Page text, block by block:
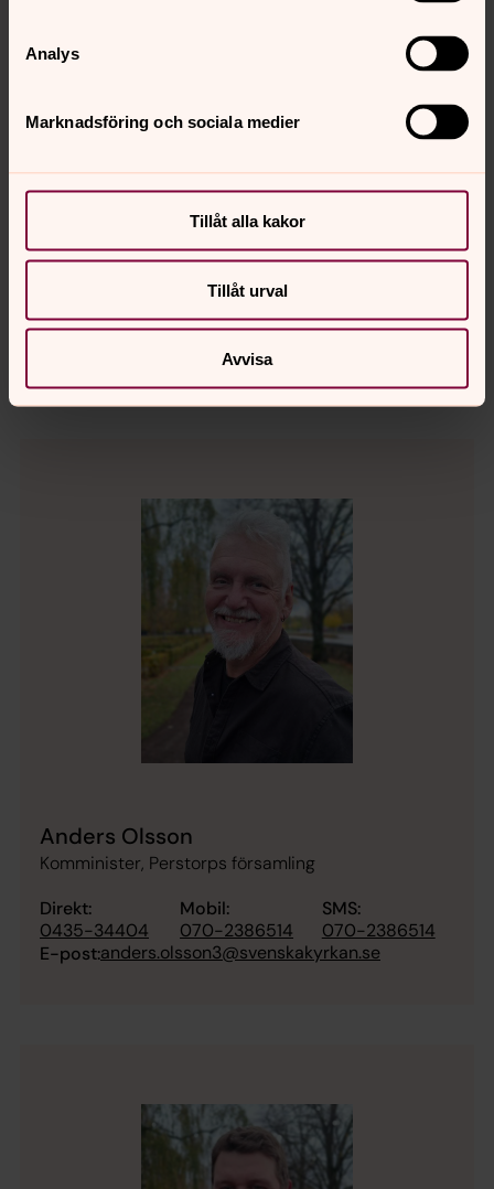
Analys
Marknadsföring och sociala medier
Tillåt alla kakor
Tillåt urval
Avvisa
Magnus Nordström
Kyrkoherde, Perstorps församling
0435-349 61
SMS:
0705-65 67 91
0435-349 60
Anders Olsson
Komminister, Perstorps församling
Direkt:
0435-34404
Mobil:
070-2386514
SMS:
070-2386514
E-post:anders.olsson3@svenskakyrkan.se